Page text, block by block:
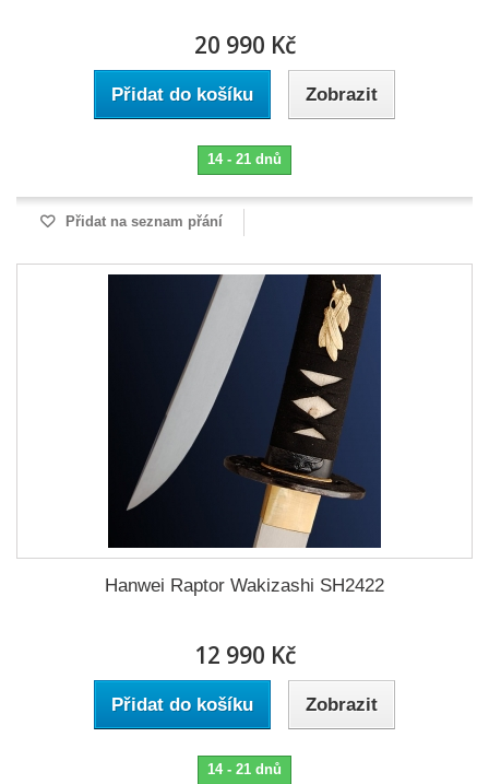
20 990 Kč
Přidat do košíku Zobrazit
14 - 21 dnů
Přidat na seznam přání
Hanwei Raptor Wakizashi SH2422
12 990 Kč
Přidat do košíku Zobrazit
14 - 21 dnů